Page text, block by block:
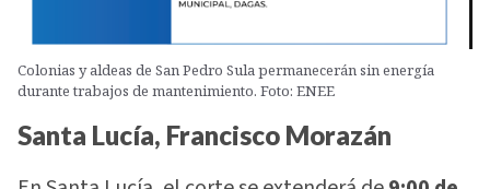
Colonias y aldeas de San Pedro Sula permanecerán sin energía
durante trabajos de mantenimiento. Foto: ENEE
Santa Lucía, Francisco Morazán